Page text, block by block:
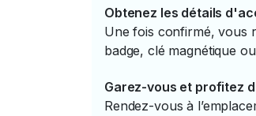
Obtenez les détails
Une fois confirmé, vous
badge, clé magnétique
Garez-vous et profitez
Rendez-vous à